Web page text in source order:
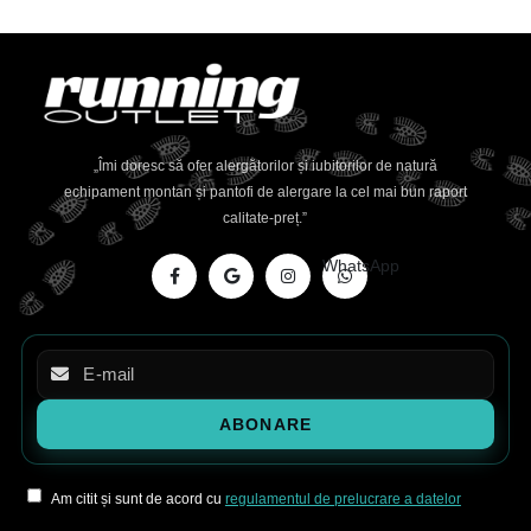
„Îmi doresc să ofer alergătorilor și iubitorilor de natură
echipament montan și pantofi de alergare la cel mai bun raport
calitate-preț.”
WhatsApp
Am citit și sunt de acord cu regulamentul de prelucrare a datelor